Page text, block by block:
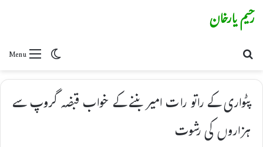
Menu
Switch skin
رحیم یارخان
پٹواری کے راتو رات امیر بننے کے خواب قبضہ گروپ سے
ہزاروں کی رشوت